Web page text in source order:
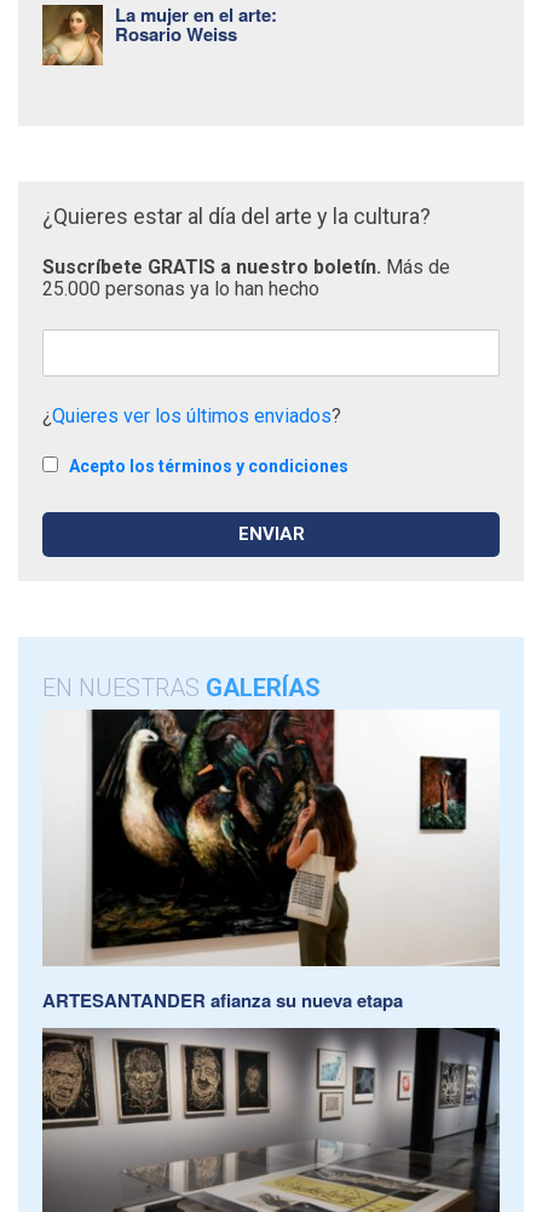
La mujer en el arte:
Rosario Weiss
¿Quieres estar al día del arte y la cultura?
Suscríbete GRATIS a nuestro boletín. Más de
25.000 personas ya lo han hecho
¿Quieres ver los últimos enviados?
Acepto los términos y condiciones
EN NUESTRAS GALERÍAS
ARTESANTANDER afianza su nueva etapa